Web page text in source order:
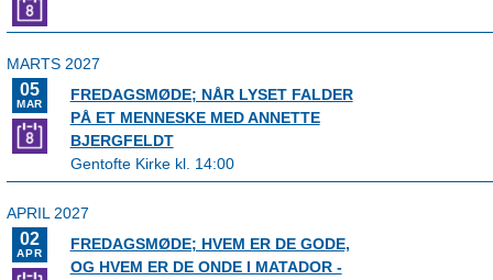
MARTS 2027
05
MAR
FREDAGSMØDE; NÅR LYSET FALDER
PÅ ET MENNESKE MED ANNETTE
BJERGFELDT
Gentofte Kirke kl. 14:00
APRIL 2027
02
APR
FREDAGSMØDE; HVEM ER DE GODE,
OG HVEM ER DE ONDE I MATADOR -